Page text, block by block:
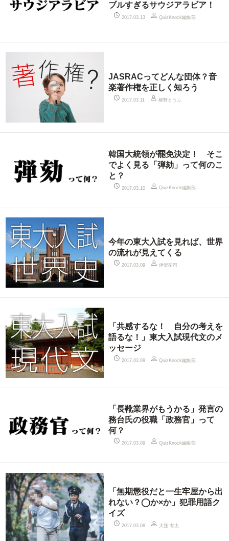
ブルすぎるサウジアラビア！
2017.03.13 QuizKnock編集部
JASRACってどんな団体？音
楽著作権を正しく知ろう
2017.03.11 柳野とうふ
韓国大統領が罷免決定！ そこ
でよく見る「弾劾」って何のこ
と？
2017.03.10 QuizKnock編集部
今年の東大入試を見れば、世界
の流れが見えてくる
2017.03.09 伊沢拓司
「共感するな！ 自分の考えを
語るな！」東大入試現代文のメ
ッセージ
2017.03.09 QuizKnock編集部
「長靴業界がもうかる」発言の
務台氏の役職「政務官」って
何？
2017.03.09 QuizKnock編集部
「無期懲役だと一生牢屋から出
れない？◯か×か」犯罪用語ク
イズ
2017.03.08 大窪 有太